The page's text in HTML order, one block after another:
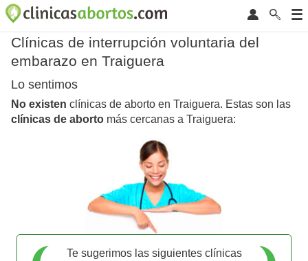
Clínicas de interrupción voluntaria del
embarazo en Traiguera
Lo sentimos
No existen clínicas de aborto en Traiguera. Estas son las
clínicas de aborto más cercanas a Traiguera:
Te sugerimos las siguientes clínicas